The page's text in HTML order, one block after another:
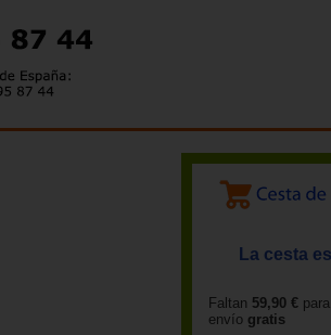
La cesta
Faltan 59,90 €
envío gratis